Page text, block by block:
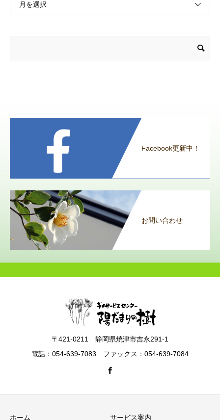
月を選択
Facebook更新中！
お問い合わせ
〒421-0211 静岡県焼津市吉永291-1
電話：054-639-7083 ファックス：054-639-7084
ホーム サービス案内